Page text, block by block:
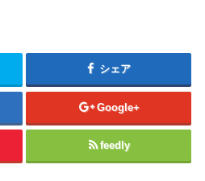
シェア
Google+
feedly